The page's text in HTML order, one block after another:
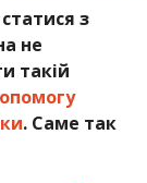
з
не
такій
. Саме так